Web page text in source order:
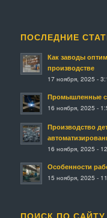
ПОСЛЕДНИЕ
Как заводы
производстве
17 ноября, 2025 -
Промышленные
16 ноября, 2025 -
Производство
16 ноября, 2025 -
Особенности
15 ноября, 2025 -